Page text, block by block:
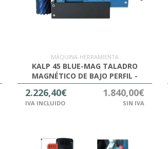
MÁQUINA-HERRAMIENTA
KALP 45 BLUE-MAG TALADRO
MAGNÉTICO DE BAJO PERFIL -
KARNASCH 208031010
2.226,40€
IVA INCLUIDO
1.840,00€
SIN IVA